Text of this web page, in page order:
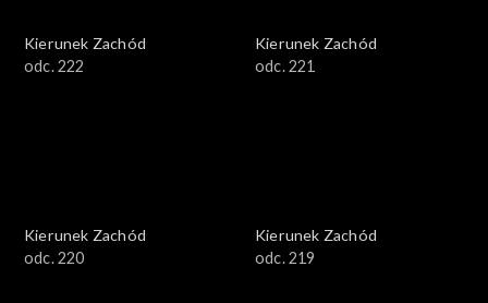
Kierunek Zachód
odc. 222
Kierunek Zachód
odc. 221
Kierunek Zachód
odc. 220
Kierunek Zachód
odc. 219